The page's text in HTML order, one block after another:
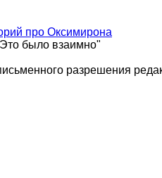
про Оксимирона
было взаимно"
разрешения